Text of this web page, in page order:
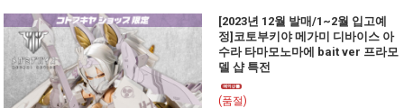
[2023년 12월 발매/1~2월 입고예
정]코토부키야 메가미 디바이스 아
수라 타마모노마에 bait ver 프라모
델 샵 특전
(품절)